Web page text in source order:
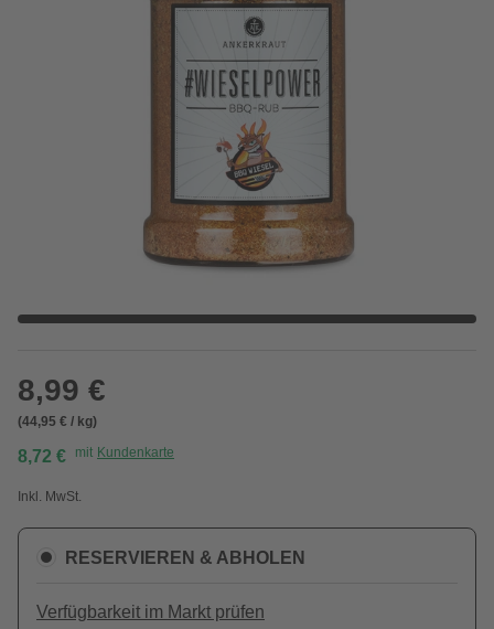
8,99 €
(44,95 € / kg)
8,72 € mit Kundenkarte
Inkl. MwSt.
RESERVIEREN & ABHOLEN
Verfügbarkeit im Markt prüfen